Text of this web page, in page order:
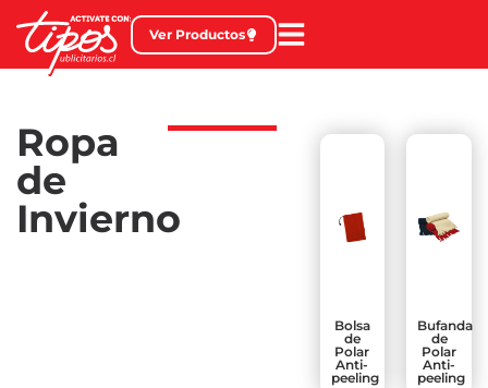
Ver Productos
Ropa
de
Invierno
Bolsa
de
Polar
Anti-
peeling
Bufanda
de
Polar
Anti-
peeling